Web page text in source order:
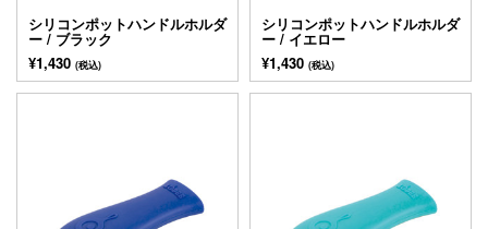
シリコンポットハンドルホルダ
ー / ブラック
¥1,430 (税込)
シリコンポットハンドルホルダ
ー / イエロー
¥1,430 (税込)